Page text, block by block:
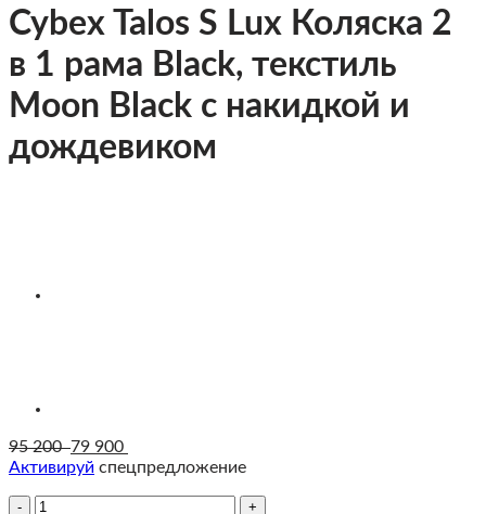
Cybex Talos S Lux Коляска 2
в 1 рама Black, текстиль
Moon Black c накидкой и
дождевиком
95 200 79 900
Активируй спецпредложение
Количество